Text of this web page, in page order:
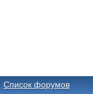
Список форумов